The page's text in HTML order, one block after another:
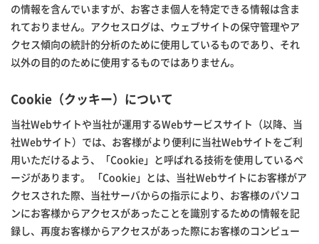
の情報を含んでいますが、お客さま個人を特定できる情報は含ま
れておりません。アクセスログは、ウェブサイトの保守管理やア
クセス傾向の統計的分析のために使用しているものであり、それ
以外の目的のために使用するものではありません。
Cookie（クッキー）について
当社Webサイトや当社が運用するWebサービスサイト（以降、当
社Webサイト）では、お客様がより便利に当社Webサイトをご利
用いただけるよう、「Cookie」と呼ばれる技術を使用しているペ
ージがあります。 「Cookie」とは、当社Webサイトにお客様がア
クセスされた際、当社サーバからの指示により、お客様のパソコ
ンにお客様からアクセスがあったことを識別するための情報を記
録し、再度お客様からアクセスがあった際にお客様のコンピュー